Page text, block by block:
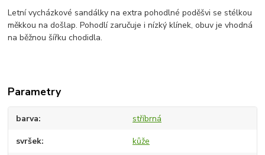
Letní vycházkové sandálky na extra pohodlné poděšvi se stélkou
měkkou na došlap. Pohodlí zaručuje i nízký klínek, obuv je vhodná
na běžnou šířku chodidla.
Parametry
barva stříbrná
svršek kůže